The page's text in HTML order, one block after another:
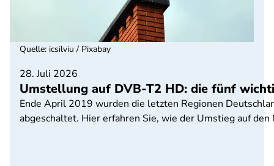
28. Juli 2026
Umstellung auf DVB-T2 HD: die fünf
Ende April 2019 wurden die letzten Regionen
abgeschaltet. Hier erfahren Sie, wie der Umstieg auf
Quelle: icsilviu / Pixabay